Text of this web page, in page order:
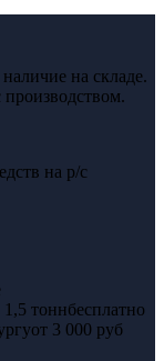
на складе.
производством.
на р/с
тоннбесплатно
от 3 000 руб